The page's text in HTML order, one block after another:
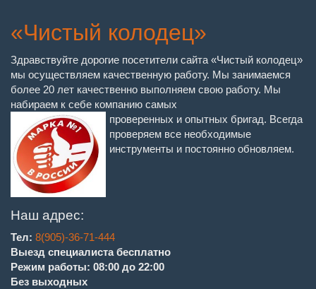
«Чистый колодец»
Здравствуйте дорогие посетители сайта «Чистый колодец»
мы осуществляем качественную работу. Мы занимаемся
более 20 лет качественно выполняем свою работу. Мы
набираем к себе компанию самых
проверенных и опытных бригад. Всегда
проверяем все необходимые
инструменты и постоянно обновляем.
Наш адрес:
Тел: 8(905)-36-71-444
Выезд специалиста бесплатно
Режим работы: 08:00 до 22:00
Без выходных